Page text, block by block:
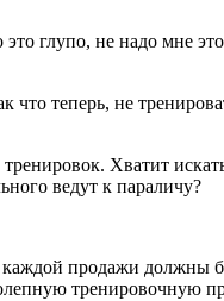
глупо, не надо мне
теперь, не
Хватит
ведут к параличу?
каждой продажи должны
тренировочную